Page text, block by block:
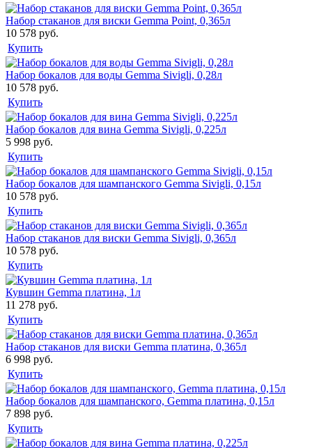
Набор стаканов для виски Gemma Point, 0,365л
10 578 руб.
Купить
Набор бокалов для воды Gemma Sivigli, 0,28л
10 578 руб.
Купить
Набор бокалов для вина Gemma Sivigli, 0,225л
5 998 руб.
Купить
Набор бокалов для шампанского Gemma Sivigli, 0,15л
10 578 руб.
Купить
Набор стаканов для виски Gemma Sivigli, 0,365л
10 578 руб.
Купить
Кувшин Gemma платина, 1л
11 278 руб.
Купить
Набор стаканов для виски Gemma платина, 0,365л
6 998 руб.
Купить
Набор бокалов для шампанского, Gemma платина, 0,15л
7 898 руб.
Купить